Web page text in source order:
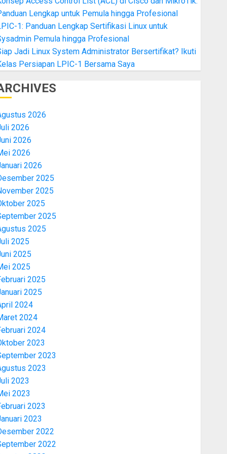
Lengkap untuk Pemula hingga Profesional
1: Panduan Lengkap Sertifikasi Linux untuk
Pemula hingga Profesional
Jadi Linux System Administrator Bersertifikat? Ikuti
Persiapan LPIC-1 Bersama Saya
2026
2026
2026
2026
2026
2025
2025
2025
2025
2025
2025
2025
2025
2025
2025
2024
2024
2024
2023
2023
2023
2023
2023
2023
2023
2022
2022